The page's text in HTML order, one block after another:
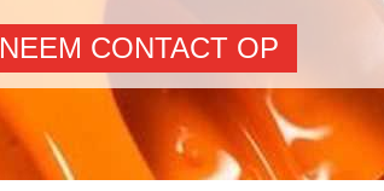
NEEM CONTACT OP